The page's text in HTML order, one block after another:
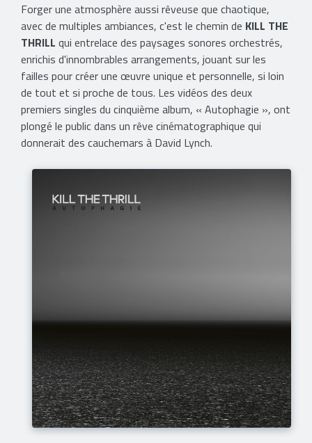
Forger une atmosphère aussi rêveuse que chaotique,
avec de multiples ambiances, c'est le chemin de KILL THE
THRILL qui entrelace des paysages sonores orchestrés,
enrichis d'innombrables arrangements, jouant sur les
failles pour créer une œuvre unique et personnelle, si loin
de tout et si proche de tous. Les vidéos des deux
premiers singles du cinquième album, « Autophagie », ont
plongé le public dans un rêve cinématographique qui
donnerait des cauchemars à David Lynch.